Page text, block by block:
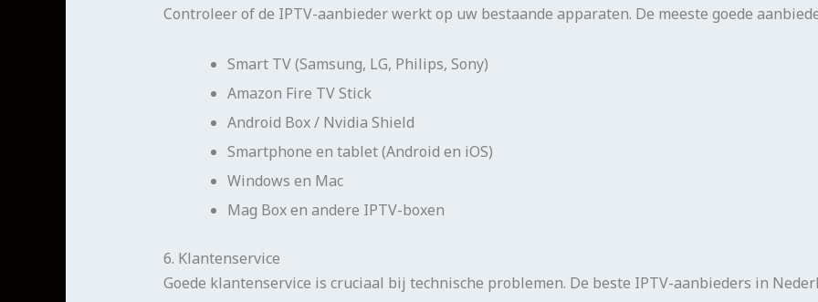
Controleer of de IPTV-aanbieder werkt op uw bestaande apparaten. De meeste goede
Smart TV (Samsung, LG, Philips, Sony)
Amazon Fire TV Stick
Android Box / Nvidia Shield
Smartphone en tablet (Android en iOS)
Windows en Mac
Mag Box en andere IPTV-boxen
6. Klantenservice
Goede klantenservice is cruciaal bij technische problemen. De beste IPTV-aanbieders in